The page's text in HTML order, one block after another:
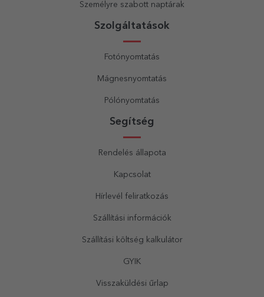
Személyre szabott naptárak
Szolgáltatások
Fotónyomtatás
Mágnesnyomtatás
Pólónyomtatás
Segítség
Rendelés állapota
Kapcsolat
Hírlevél feliratkozás
Szállítási információk
Szállítási költség kalkulátor
GYIK
Visszaküldési űrlap